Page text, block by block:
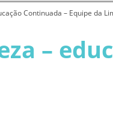
Continuada – Equipe da
–